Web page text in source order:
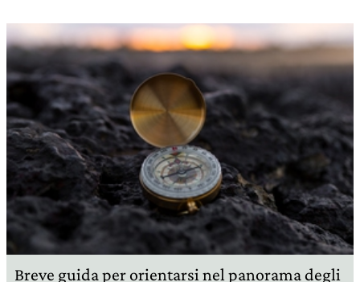
Breve guida per orientarsi nel panorama degli